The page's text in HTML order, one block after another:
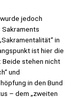
jedoch
Sakraments
in
ist hier die
Beide stehen nicht
und
in den Bund
– dem „zweiten